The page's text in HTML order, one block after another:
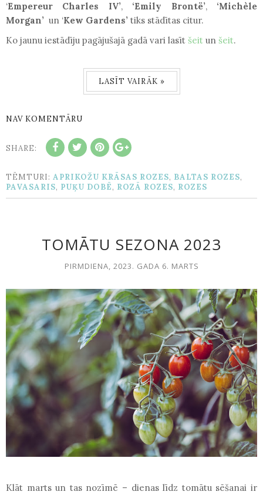
‘Empereur Charles IV’, ‘Emily Brontë’, ‘Michèle
Morgan’ un ‘Kew Gardens’ tiks stādītas citur.
Ko jaunu iestādīju pagājušajā gadā vari lasīt šeit un šeit.
LASĪT VAIRĀK »
NAV KOMENTĀRU
SHARE:
TĒMTURI: APRIKOŽU KRĀSAS ROZES, BALTAS ROZES,
PAVASARIS, PUĶU DOBĒ, ROZĀ ROZES, ROZES
TOMĀTU SEZONA 2023
PIRMDIENA, 2023. GADA 6. MARTS
Klāt marts un tas nozīmē – dienas līdz tomātu sēšanai ir